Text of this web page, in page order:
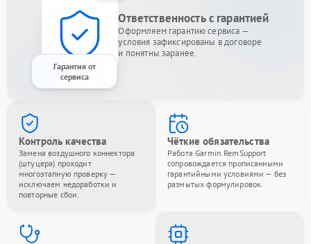
Гарантия от
сервиса
Ответственность с гарантией
Оформляем гарантию сервиса —
условия зафиксированы в договоре
и понятны заранее.
Контроль качества
Замена воздушного коннектора
(штуцера) проходит
многоэтапную проверку —
исключаем недоработки и
повторные сбои.
Чёткие обязательства
Работа Garmin RemSupport
сопровождается прописанными
гарантийными условиями — без
размытых формулировок.